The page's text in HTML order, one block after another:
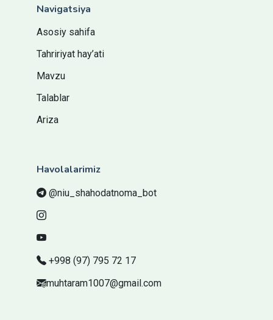
Navigatsiya
Asosiy sahifa
Tahririyat hay’ati
Mavzu
Talablar
Ariza
Havolalarimiz
@niu_shahodatnoma_bot
+998 (97) 795 72 17
muhtaram1007@gmail.com